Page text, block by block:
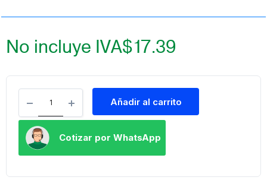
$17.39
No incluye IVA
Añadir al carrito
Cotizar por WhatsApp